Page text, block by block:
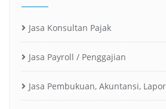
Jasa Konsultan Pajak
Jasa Payroll / Penggajian
Jasa Pembukuan, Akuntansi,